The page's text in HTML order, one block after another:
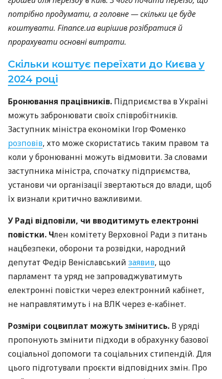
потрібно продумати, а головне — скільки це буде
коштувати. Finance.ua вирішив розібратися й
прорахувати основні витрати.
Скільки коштує переїхати до Києва у
2024 році
Бронювання працівників. Підприємства в Україні
можуть забронювати своїх співробітників.
Заступник міністра економіки Ігор Фоменко
розповів, хто може скористатись таким правом та
коли у бронюванні можуть відмовити. За словами
заступника міністра, спочатку підприємства,
установи чи організації звертаються до влади, щоб
їх визнали критично важливими.
У Раді відповіли, чи вводитимуть електронні
повістки. Член комітету Верховної Ради з питань
нацбезпеки, оборони та розвідки, народний
депутат Федір Веніславський заявив, що
парламент та уряд не запроваджуватимуть
електронні повістки через електронний кабінет,
не направлятимуть і на ВЛК через е-кабінет.
Розміри соцвиплат можуть змінитись. В уряді
пропонують змінити підходи в обрахунку базової
соціальної допомоги та соціальних стипендій. Для
цього підготували проєкти відповідних змін. Про